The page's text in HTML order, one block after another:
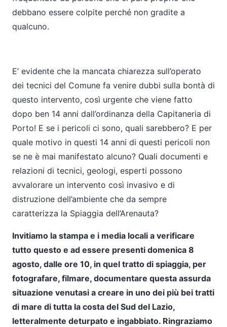
debbano essere colpite perché non gradite a
qualcuno.
E’ evidente che la mancata chiarezza sull’operato
dei tecnici del Comune fa venire dubbi sulla bontà di
questo intervento, così urgente che viene fatto
dopo ben 14 anni dall’ordinanza della Capitaneria di
Porto! E se i pericoli ci sono, quali sarebbero? E per
quale motivo in questi 14 anni di questi pericoli non
se ne è mai manifestato alcuno? Quali documenti e
relazioni di tecnici, geologi, esperti possono
avvalorare un intervento così invasivo e di
distruzione dell’ambiente che da sempre
caratterizza la Spiaggia dell’Arenauta?
Invitiamo la stampa e i media locali a verificare
tutto questo e ad essere presenti domenica 8
agosto, dalle ore 10, in quel tratto di spiaggia, per
fotografare, filmare, documentare questa assurda
situazione venutasi a creare in uno dei più bei tratti
di mare di tutta la costa del Sud del Lazio,
letteralmente deturpato e ingabbiato. Ringraziamo